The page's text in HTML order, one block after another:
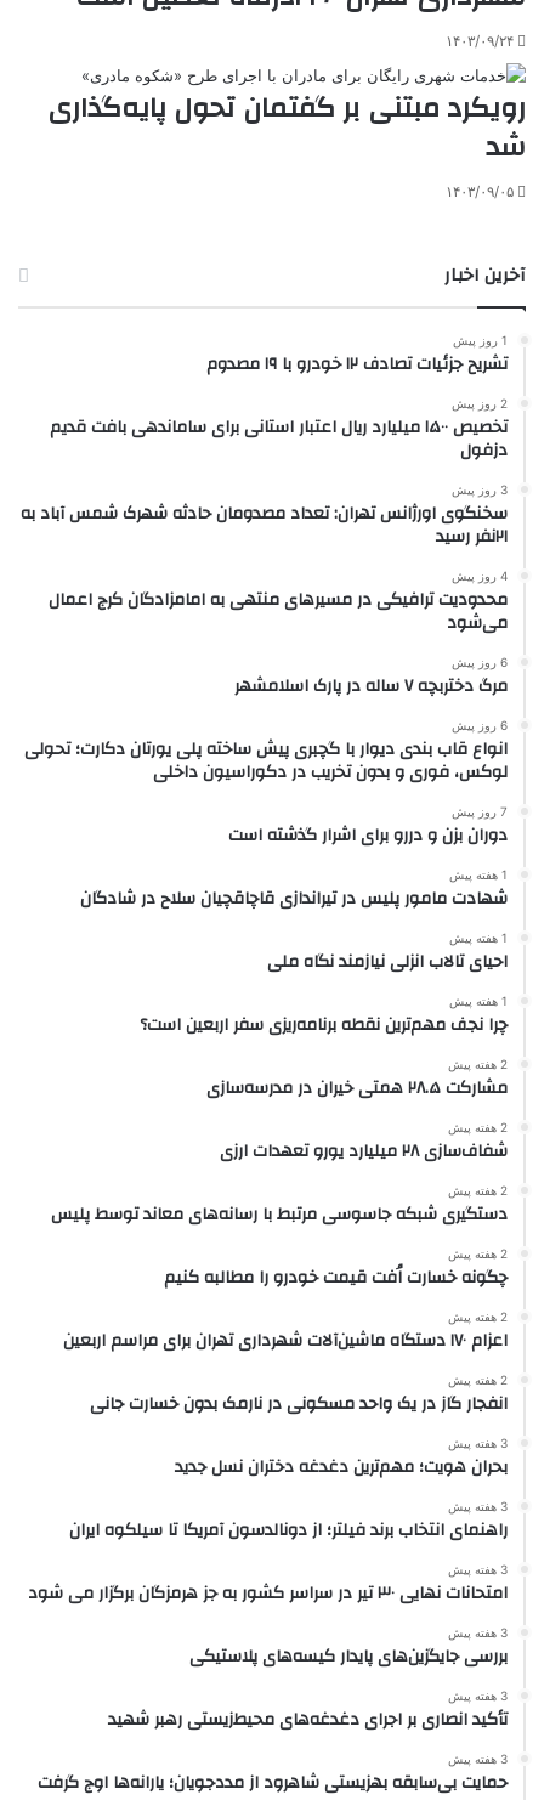
۱۴۰۳/۰۹/۲۴
رویکرد مبتنی بر گفتمان تحول پایه‌گذاری
شد
۱۴۰۳/۰۹/۰۵
آخرین اخبار
1 روز پیش
تشریح جزئیات تصادف ۱۲ خودرو با ۱۹ مصدوم
2 روز پیش
تخصیص ۱۵۰۰ میلیارد ریال اعتبار استانی برای ساماندهی بافت قدیم
دزفول
3 روز پیش
سخنگوی اورژانس تهران: تعداد مصدومان حادثه شهرک شمس آباد به
۲۱نفر رسید
4 روز پیش
محدودیت ترافیکی در مسیرهای منتهی به امامزادگان کرج اعمال
می‌شود
6 روز پیش
مرگ دختربچه ۷ ساله در پارک اسلامشهر
6 روز پیش
انواع قاب بندی دیوار با گچبری پیش ساخته پلی یورتان دکارت؛ تحولی
لوکس، فوری و بدون تخریب در دکوراسیون داخلی
7 روز پیش
دوران بزن و دررو برای اشرار گذشته است
1 هفته پیش
شهادت مامور پلیس در تیراندازی قاچاقچیان سلاح در شادگان
1 هفته پیش
احیای تالاب انزلی نیازمند نگاه ملی
1 هفته پیش
چرا نجف مهم‌ترین نقطه برنامه‌ریزی سفر اربعین است؟
2 هفته پیش
مشارکت ۲۸.۵ همتی خیران در مدرسه‌سازی
2 هفته پیش
شفاف‌سازی ۲۸ میلیارد یورو تعهدات ارزی
2 هفته پیش
دستگیری شبکه جاسوسی مرتبط با رسانه‌های معاند توسط پلیس
2 هفته پیش
چگونه خسارت اُفت قیمت خودرو را مطالبه کنیم
2 هفته پیش
اعزام ۱۷۰ دستگاه ماشین‌آلات شهرداری تهران برای مراسم اربعین
2 هفته پیش
انفجار گاز در یک واحد مسکونی در نارمک بدون خسارت جانی
3 هفته پیش
بحران هویت؛ مهم‌ترین دغدغه دختران نسل جدید
3 هفته پیش
راهنمای انتخاب برند فیلتر؛ از دونالدسون آمریکا تا سیلکوه ایران
3 هفته پیش
امتحانات نهایی ۳۰ تیر در سراسر کشور به جز هرمزگان برگزار می شود
3 هفته پیش
بررسی جایگزین‌های پایدار کیسه‌های پلاستیکی
3 هفته پیش
تأکید انصاری بر اجرای دغدغه‌های محیط‌زیستی رهبر شهید
3 هفته پیش
حمایت بی‌سابقه بهزیستی شاهرود از مددجویان؛ یارانه‌ها اوج گرفت